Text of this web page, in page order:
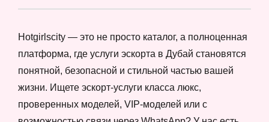
Hotgirlscity — это не просто каталог, а полноценная
платформа, где услуги эскорта в Дубай становятся
понятной, безопасной и стильной частью вашей
жизни. Ищете эскорт-услуги класса люкс,
проверенных моделей, VIP-моделей или с